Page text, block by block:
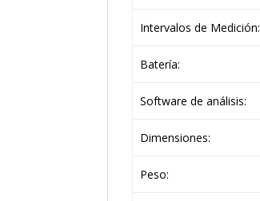
Intervalos de Medición:
Batería:
Software de análisis:
Dimensiones:
Peso: